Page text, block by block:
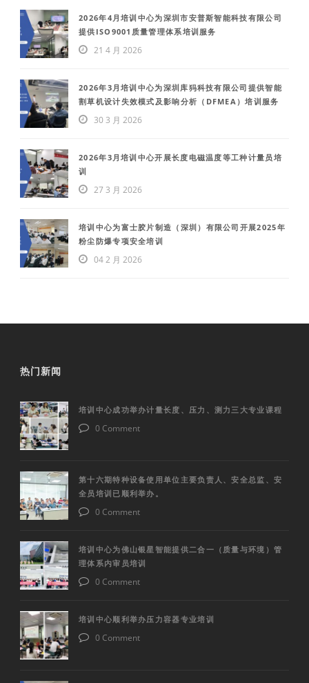
2026年4月培训中心为深圳市安普斯智能科技有限公司
提供ISO9001质量管理体系培训服务
21 4 月 2026
2026年3月培训中心为深圳库犸科技有限公司提供智能
割草机设计失效模式及影响分析（DFMEA）培训服务
30 3 月 2026
2026年3月培训中心开展长度电磁温度等工种计量员培
训
27 3 月 2026
培训中心为富士胶片制造（深圳）有限公司开展2025年
粉尘防爆专项安全培训
04 2 月 2026
热门新闻
培训中心成功举办计量长度、压力、测力三大专业课程
0 Comment
第十六期特种设备使用单位主要负责人、安全总监、安
全员培训已顺利举办。
0 Comment
培训中心为佛山银星智能提供二合一（质量与环境）管
理体系内审员培训
0 Comment
培训中心顺利举办压力容器专业培训
0 Comment